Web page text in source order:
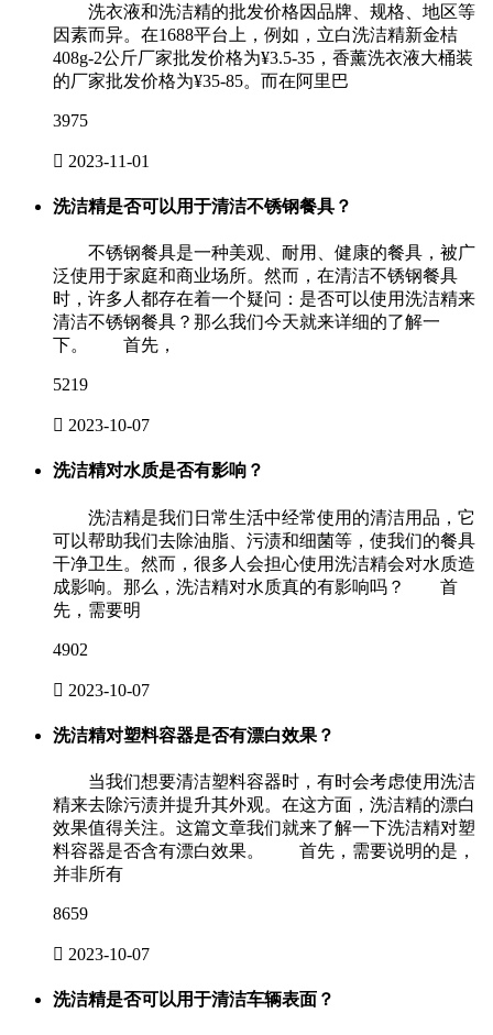
洗衣液和洗洁精的批发价格因品牌、规格、地区等
因素而异。在1688平台上，例如，立白洗洁精新金桔
408g-2公斤厂家批发价格为¥3.5-35，香薰洗衣液大桶装
的厂家批发价格为¥35-85。而在阿里巴
3975
 2023-11-01
洗洁精是否可以用于清洁不锈钢餐具？
不锈钢餐具是一种美观、耐用、健康的餐具，被广
泛使用于家庭和商业场所。然而，在清洁不锈钢餐具
时，许多人都存在着一个疑问：是否可以使用洗洁精来
清洁不锈钢餐具？那么我们今天就来详细的了解一
下。 首先，
5219
 2023-10-07
洗洁精对水质是否有影响？
洗洁精是我们日常生活中经常使用的清洁用品，它
可以帮助我们去除油脂、污渍和细菌等，使我们的餐具
干净卫生。然而，很多人会担心使用洗洁精会对水质造
成影响。那么，洗洁精对水质真的有影响吗？ 首
先，需要明
4902
 2023-10-07
洗洁精对塑料容器是否有漂白效果？
当我们想要清洁塑料容器时，有时会考虑使用洗洁
精来去除污渍并提升其外观。在这方面，洗洁精的漂白
效果值得关注。这篇文章我们就来了解一下洗洁精对塑
料容器是否含有漂白效果。 首先，需要说明的是，
并非所有
8659
 2023-10-07
洗洁精是否可以用于清洁车辆表面？